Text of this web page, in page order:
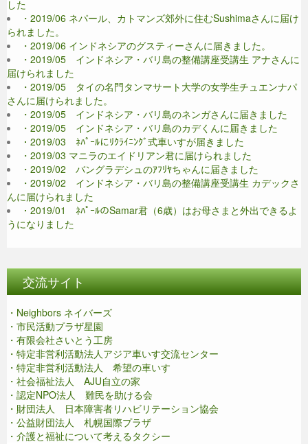
した
・2019/06 ネパール、カトマンズ郊外に住むSushimaさんに届け
られました。
・2019/06 インドネシアのグスティーさんに届きました。
・2019/05 インドネシア・バリ島の整備講座受講生 アナさんに
届けられました
・2019/05 タイの名門タンマサート大学の女学生チュエンナパ
さんに届けられました。
・2019/05 インドネシア・バリ島のネンガさんに届きました
・2019/05 インドネシア・バリ島のカデくんに届きました
・2019/03 ﾈﾊﾟｰﾙにﾘｸﾗｲﾆﾝｸﾞ式車いすが届きました
・2019/03 マニラのエイドリアン君に届けられました
・2019/02 バングラデシュのｱﾌﾘﾔちゃんに届きました
・2019/02 インドネシア・バリ島の整備講座受講生 カデックさ
んに届けられました
・2019/01 ﾈﾊﾟｰﾙのSamar君（6歳）はお母さまと外出できるよ
うになりました
交流サイト
・Neighbors ネイバーズ
・市民活動プラザ星園
・有限会社さいとう工房
・特定非営利活動法人アジア車いす交流センター
・特定非営利活動法人 希望の車いす
・社会福祉法人 AJU自立の家
・認定NPO法人 難民を助ける会
・財団法人 日本障害者リハビリテーション協会
・公益財団法人 札幌国際プラザ
・介護と福祉について考えるタクシー